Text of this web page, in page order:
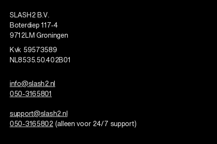
SLASH2 B.V.
Boterdiep 117-4
9712LM Groningen
Kvk 59573589
NL8535.50.402B01
info@slash2.nl
050-3165801
support@slash2.nl
050-3165802 (alleen voor 24/7 support)